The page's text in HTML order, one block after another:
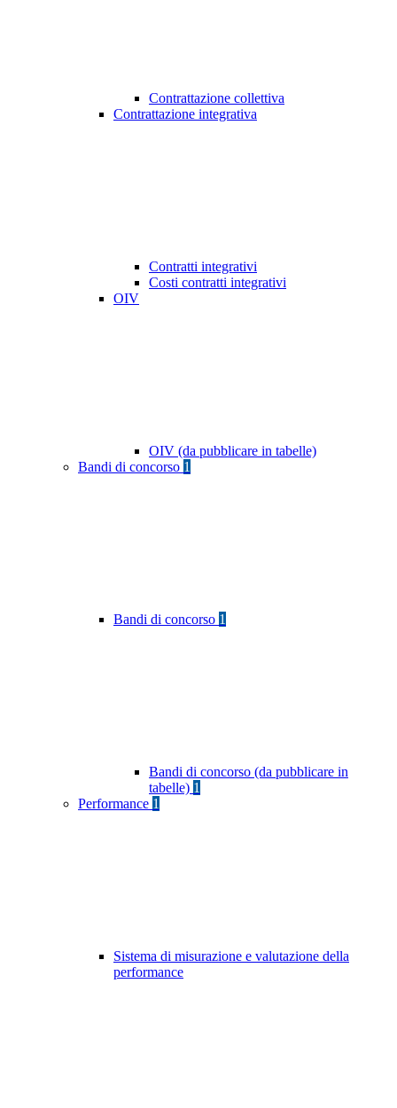
Contrattazione collettiva
Contrattazione integrativa
Contratti integrativi
Costi contratti integrativi
OIV
OIV (da pubblicare in tabelle)
Bandi di concorso 1
Bandi di concorso 1
Bandi di concorso (da pubblicare in
tabelle) 1
Performance 1
Sistema di misurazione e valutazione della
performance